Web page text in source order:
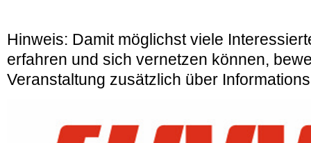
Hinweis: Damit möglichst viele
erfahren und sich vernetzen können,
Veranstaltung zusätzlich über